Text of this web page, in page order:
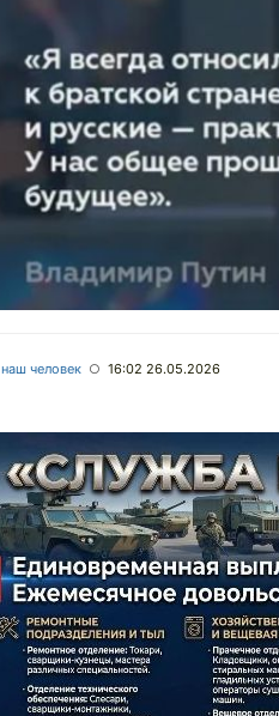
наш человек ○ 16:02 26.05.2026